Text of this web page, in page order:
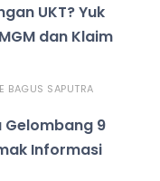
UKT? Yuk
dan Klaim
BAGUS SAPUTRA
Gelombang 9
Informasi